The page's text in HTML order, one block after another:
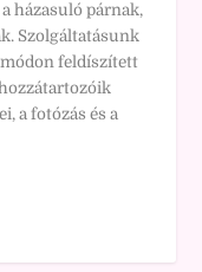
házasuló párnak,
Szolgáltatásunk
feldíszített
a fotózás és a